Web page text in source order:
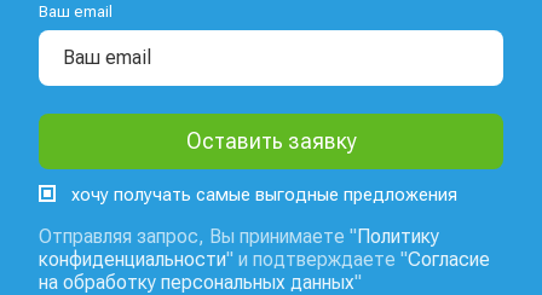
Ваш email
хочу получать самые выгодные предложения
Отправляя запрос, Вы принимаете "Политику
конфиденциальности" и подтверждаете "Согласие
на обработку персональных данных"